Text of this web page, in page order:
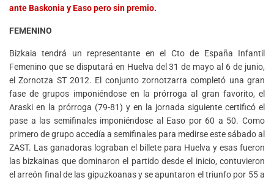
ante Baskonia y Easo pero sin premio.
FEMENINO
Bizkaia tendrá un representante en el Cto de España Infantil
Femenino que se disputará en Huelva del 31 de mayo al 6 de junio,
el Zornotza ST 2012. El conjunto zornotzarra completó una gran
fase de grupos imponiéndose en la prórroga al gran favorito, el
Araski en la prórroga (79-81) y en la jornada siguiente certificó el
pase a las semifinales imponiéndose al Easo por 60 a 50. Como
primero de grupo accedía a semifinales para medirse este sábado al
ZAST. Las ganadoras lograban el billete para Huelva y esas fueron
las bizkainas que dominaron el partido desde el inicio, contuvieron
el arreón final de las gipuzkoanas y se apuntaron el triunfo por 55 a